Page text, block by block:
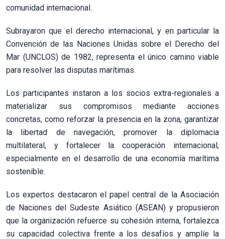
comunidad internacional.
Subrayaron que el derecho internacional, y en particular la
Convención de las Naciones Unidas sobre el Derecho del
Mar (UNCLOS) de 1982, representa el único camino viable
para resolver las disputas marítimas.
Los participantes instaron a los socios extra-regionales a
materializar sus compromisos mediante acciones
concretas, como reforzar la presencia en la zona, garantizar
la libertad de navegación, promover la diplomacia
multilateral, y fortalecer la cooperación internacional,
especialmente en el desarrollo de una economía marítima
sostenible.
Los expertos destacaron el papel central de la Asociación
de Naciones del Sudeste Asiático (ASEAN) y propusieron
que la organización refuerce su cohesión interna, fortalezca
su capacidad colectiva frente a los desafíos y amplíe la